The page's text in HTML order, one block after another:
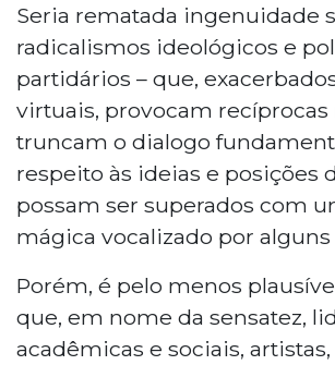
Seria rematada ingenuidade
radicalismos ideológicos e
partidários – que,
virtuais, provocam recíprocas
truncam o dialogo
respeito às ideias e posições
possam ser superados com
mágica vocalizado por alguns
Porém, é pelo menos
que, em nome da sensatez,
acadêmicas e sociais,